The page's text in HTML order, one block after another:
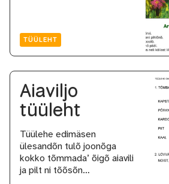
TÜÜLEHT
Aiaviljo
tüüleht
Tüülehe edimäsen
ülesandõn tulõ joonõga
kokko tõmmada’ õigõ aiavili
ja pilt ni tõõsõn…